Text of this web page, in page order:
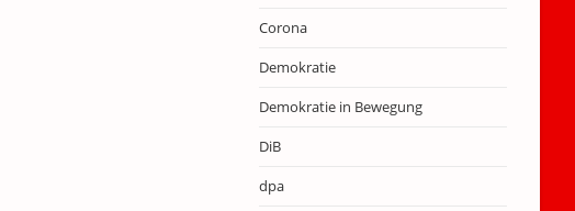
Corona
Demokratie
Demokratie in Bewegung
DiB
dpa